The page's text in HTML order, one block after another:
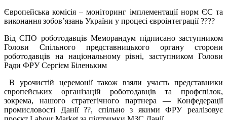
Європейська комісія – моніторинг імплементації норм ЄС та
виконання зобов’язань України у процесі євроінтеграції ????
Від СПО роботодавців Меморандум підписано заступником
Голови Спільного представницького органу сторони
роботодавців на національному рівні, заступником Голови
Ради ФРУ Сергієм Біленьким
В урочистій церемонії також взяли участь представники
європейських організацій роботодавців та профспілок,
зокрема, нашого стратегічного партнера — Конфедерації
промисловості Данії ??, спільно з якими ФРУ реалізовує